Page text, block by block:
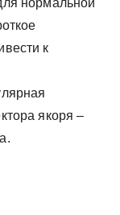
нормальной
к
якоря –